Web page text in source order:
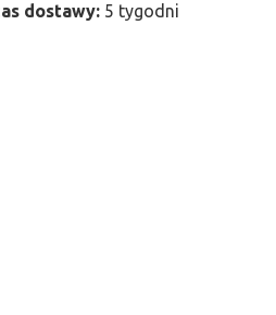
dostawy: 5 tygodni